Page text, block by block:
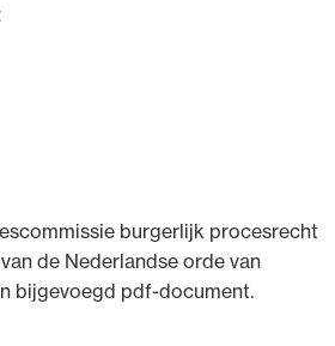
burgerlijk procesrecht
de Nederlandse orde van
bijgevoegd pdf-document.